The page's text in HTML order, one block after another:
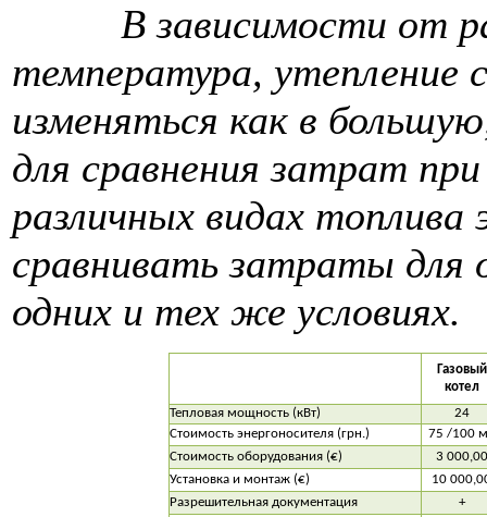
В зависимости от
температура,
изменяться как в
для сравнения затрат
различных видах
сравнивать затраты для
одних и тех же условиях.
Газовый
котел
Тепловая мощность (кВт)
24
Стоимость энергоносителя (грн.)
75 /100
Стоимость оборудования (€)
3 000,00
Установка и монтаж (€)
10
Разрешительная документация
+